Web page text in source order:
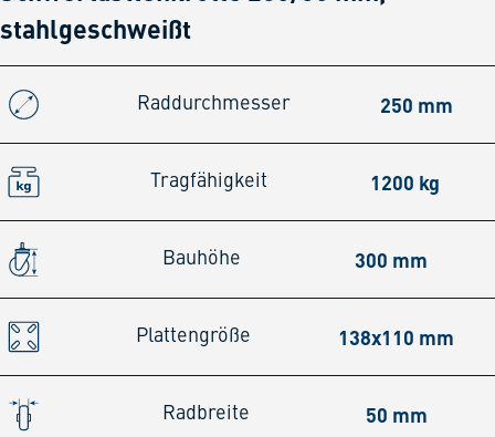
stahlgeschweißt
Raddurchmesser 250 mm
Tragfähigkeit 1200 kg
Bauhöhe 300 mm
Plattengröße 138x110 mm
Radbreite 50 mm